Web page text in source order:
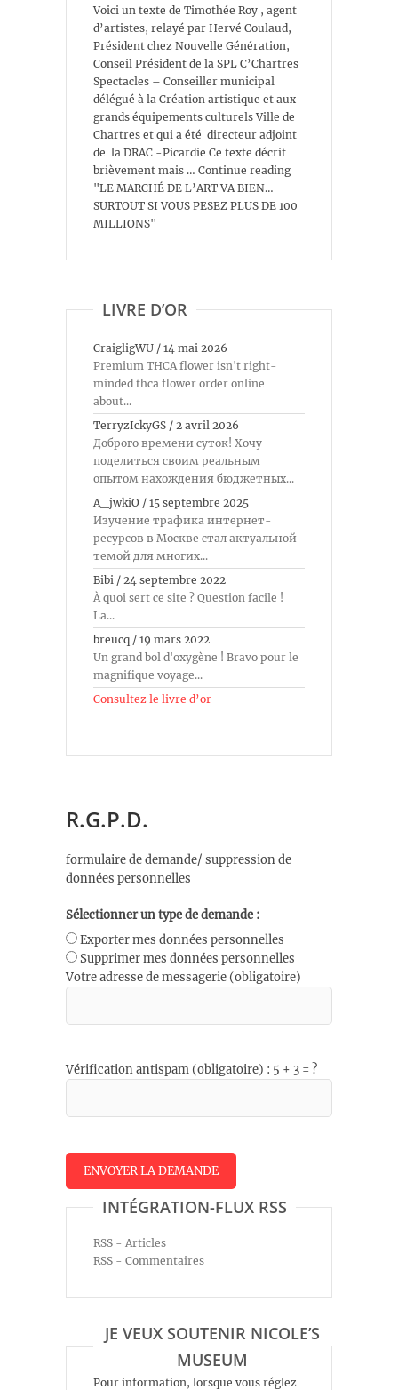
Voici un texte de Timothée Roy , agent
d’artistes, relayé par Hervé Coulaud,
Président chez Nouvelle Génération,
Conseil Président de la SPL C’Chartres
Spectacles – Conseiller municipal
délégué à la Création artistique et aux
grands équipements culturels Ville de
Chartres et qui a été directeur adjoint
de la DRAC -Picardie Ce texte décrit
brièvement mais … Continue reading
"LE MARCHÉ DE L’ART VA BIEN…
SURTOUT SI VOUS PESEZ PLUS DE 100
MILLIONS"
LIVRE D’OR
CraigligWU / 14 mai 2026
Premium THCA flower isn't right-
minded thca flower order online
about...
TerryzIckyGS / 2 avril 2026
Доброго времени суток! Хочу
поделиться своим реальным
опытом нахождения бюджетных...
A_jwkiO / 15 septembre 2025
Изучение трафика интернет-
ресурсов в Москве стал актуальной
темой для многих...
Bibi / 24 septembre 2022
À quoi sert ce site ? Question facile !
La...
breucq / 19 mars 2022
Un grand bol d'oxygène ! Bravo pour le
magnifique voyage...
Consultez le livre d’or
R.G.P.D.
formulaire de demande/ suppression de
données personnelles
Sélectionner un type de demande :
Exporter mes données personnelles
Supprimer mes données personnelles
Votre adresse de messagerie (obligatoire)
Vérification antispam (obligatoire) : 5 + 3 = ?
INTÉGRATION-FLUX RSS
RSS - Articles
RSS - Commentaires
JE VEUX SOUTENIR NICOLE’S
MUSEUM
Pour information, lorsque vous réglez